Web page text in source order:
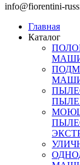
info@fiorentini-
Главная
Каталог